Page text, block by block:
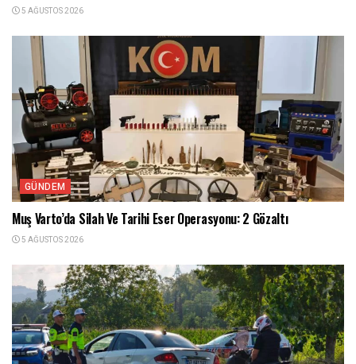
5 AĞUSTOS 2026
GÜNDEM
Muş Varto’da Silah Ve Tarihi Eser Operasyonu: 2 Gözaltı
5 AĞUSTOS 2026